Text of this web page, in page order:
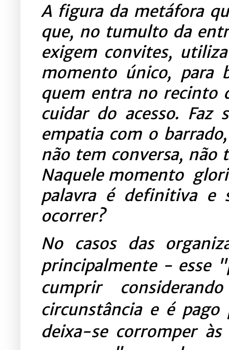
A figura da metáfora
que, no tumulto da
exigem convites,
momento único, para
quem entra no recinto
cuidar do acesso. Faz
empatia com o
não tem conversa, não
Naquele momento
palavra é definitiva e
ocorrer?
No casos das
principalmente - esse
cumprir
circunstância e é
deixa-se corromper